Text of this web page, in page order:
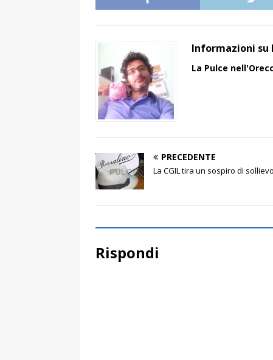
Informazioni su
La Pulce
PRECEDENTE
La CGIL tira un sospiro di
Rispondi